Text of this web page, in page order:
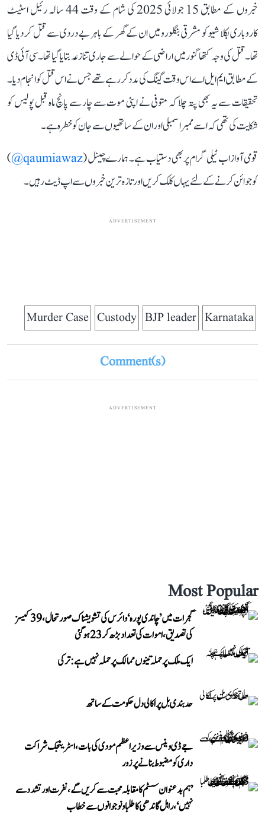
خبروں کے مطابق 15 جولائی 2025 کی شام کے وقت 44 سالہ رئیل اسٹیٹ
کاروباری بکلا شیو کو مشرقی بنگلورو میں ان کے گھر کے باہر بے دردی سے قتل کر دیا گیا
تھا۔ قتل کی وجہ کتھاگنور میں اراضی کے حوالے سے جاری تنازعہ بتایا گیا تھا۔ سی آئی ڈی
کے مطابق ایم ایل اے اس وقت گینگ کی مدد کررہے تھے جس نے اس قتل کوانجام دیا۔
تحقیقات سے یہ بھی پتہ چلا کہ متوفی نے اپنی موت سے چار سے پانچ ماہ قبل پولیس کو
شکایت کی تھی کہ اسے ممبراسمبلی اور ان کے ساتھیوں سے جان کو خطرہ ہے۔
قومی آواز اب ٹیلی گرام پر بھی دستیاب ہے۔ ہمارے چینل (qaumiawaz@
)
کو جوائن کرنے کے لئے یہاں کلک کریں اور تازہ ترین خبروں سے اپ ڈیٹ رہیں۔
ADVERTISEMENT
Karnataka
BJP leader
Custody
Murder Case
Comment(s)
ADVERTISEMENT
Most Popular
گجرات میں ’چاندی پورہ‘ وائرس کی تشویشناک صورتحال، 39 کیسز
کی تصدیق، اموات کی تعداد بڑھ کر 23 ہوگئی
ایک ملک پر حملہ تینوں ممالک پر حملہ نہیں ہے: ترکی
حد بندی بل پر اکالی دل حکومت کے ساتھ
جے ڈی وینس سے وزیر اعظم مودی کی بات، اسٹریٹجک شراکت
داری کو مضبوط بنانے پر زور
’ہم بدعنوان سسٹم کا مقابلہ محبت سے کریں گے، نفرت اور تشدد سے
نہیں‘، راہل گاندھی کا طلبا و نوجوانوں سے خطاب